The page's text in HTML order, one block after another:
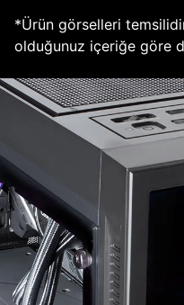
*Ürün görselleri
olduğunuz içeriğe göre